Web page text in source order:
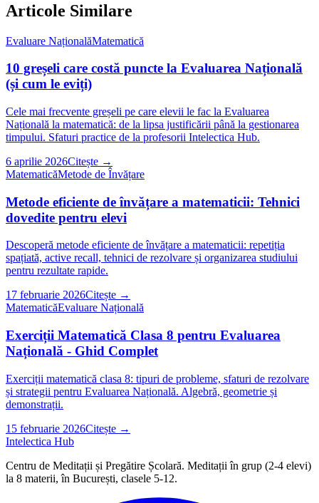
Articole Similare
Evaluare NaționalăMatematică
10 greșeli care costă puncte la Evaluarea Națională
(și cum le eviți)
Cele mai frecvente greșeli pe care elevii le fac la Evaluarea
Națională la matematică: de la lipsa justificării până la gestionarea
timpului. Sfaturi practice de la profesorii Intelectica Hub.
6 aprilie 2026Citește →
MatematicăMetode de Învățare
Metode eficiente de învățare a matematicii: Tehnici
dovedite pentru elevi
Descoperă metode eficiente de învățare a matematicii: repetiția
spațiată, active recall, tehnici de rezolvare și organizarea studiului
pentru rezultate rapide.
17 februarie 2026Citește →
MatematicăEvaluare Națională
Exerciții Matematică Clasa 8 pentru Evaluarea
Națională - Ghid Complet
Exerciții matematică clasa 8: tipuri de probleme, sfaturi de rezolvare
și strategii pentru Evaluarea Națională. Algebră, geometrie și
demonstrații.
15 februarie 2026Citește →
Intelectica Hub
Centru de Meditații și Pregătire Școlară. Meditații în grup (2‑4 elevi)
la 8 materii, în București, clasele 5‑12.